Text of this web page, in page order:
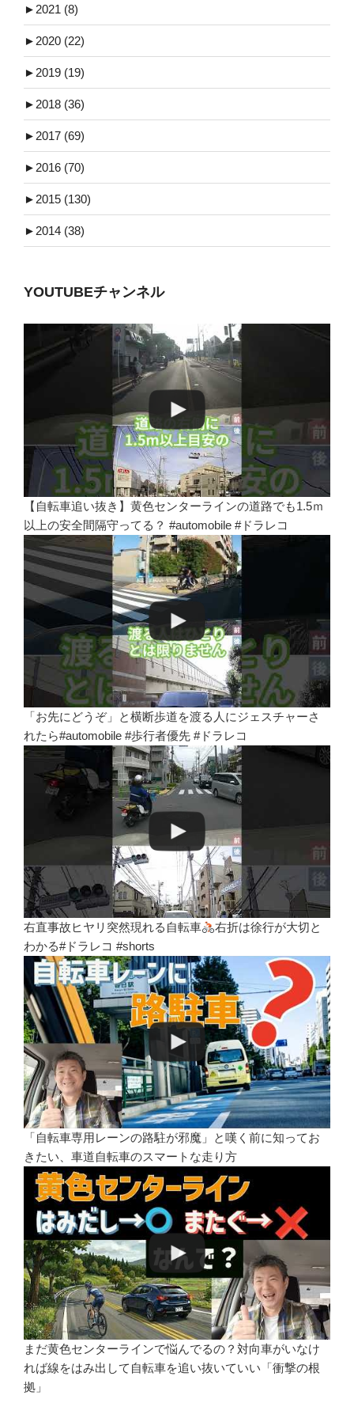
► 2021 (8)
► 2020 (22)
► 2019 (19)
► 2018 (36)
► 2017 (69)
► 2016 (70)
► 2015 (130)
► 2014 (38)
YOUTUBEチャンネル
【自転車追い抜き】黄色センターラインの道路でも1.5ｍ
以上の安全間隔守ってる？ #automobile #ドラレコ
「お先にどうぞ」と横断歩道を渡る人にジェスチャーさ
れたら#automobile #歩行者優先 #ドラレコ
右直事故ヒヤリ突然現れる自転車
右折は徐行が大切と
わかる#ドラレコ #shorts
「自転車専用レーンの路駐が邪魔」と嘆く前に知ってお
きたい、車道自転車のスマートな走り方
まだ黄色センターラインで悩んでるの？対向車がいなけ
れば線をはみ出して自転車を追い抜いていい「衝撃の根
拠」